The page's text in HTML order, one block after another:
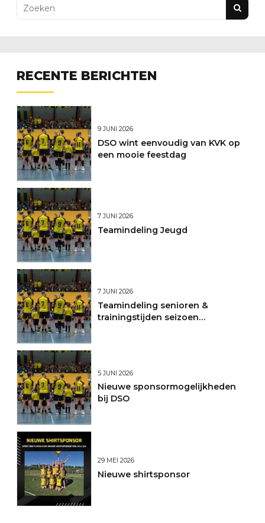
RECENTE BERICHTEN
9 JUNI 2026
DSO wint eenvoudig van KVK op
een mooie feestdag
7 JUNI 2026
Teamindeling Jeugd
7 JUNI 2026
Teamindeling senioren &
trainingstijden seizoen
5 JUNI 2026
Nieuwe sponsormogelijkheden
bij DSO
29 MEI 2026
Nieuwe shirtsponsor